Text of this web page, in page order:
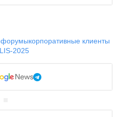
форумыкорпоративные клиенты
2025